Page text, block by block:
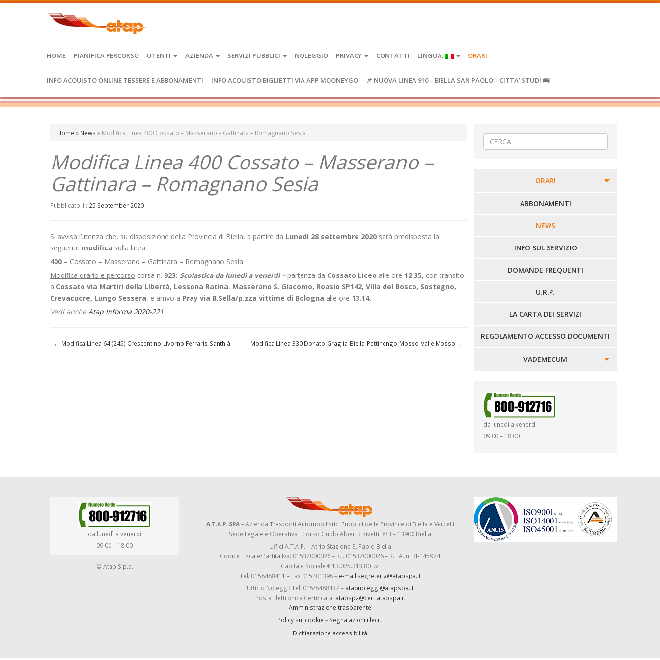
HOME PIANIFICA PERCORSO UTENTI AZIENDA SERVIZI PUBBLICI NOLEGGIO PRIVACY CONTATTI LINGUA: ORARI
INFO ACQUISTO ONLINE TESSERE E ABBONAMENTI INFO ACQUISTO BIGLIETTI VIA APP MOONEYGO 📌 NUOVA LINEA 910 – BIELLA SAN PAOLO – CITTA’ STUDI 🚌
Home » News » Modifica Linea 400 Cossato – Masserano – Gattinara – Romagnano Sesia
Modifica Linea 400 Cossato – Masserano –
Gattinara – Romagnano Sesia
Pubblicato il : 25 September 2020
Si avvisa l’utenza che, su disposizione della Provincia di Biella, a partire da Lunedì 28 settembre 2020 sarà predisposta la
seguente modifica sulla linea:
400 – Cossato – Masserano – Gattinara – Romagnano Sesia
Modifica orario e percorso corsa n. 923: Scolastica da lunedì a venerdì –partenza da Cossato Liceo alle ore 12.35, con transito
a Cossato via Martiri della Libertà, Lessona Ratina, Masserano S. Giacomo, Roasio SP142, Villa del Bosco, Sostegno,
Crevacuore, Lungo Sessera, e arrivo a Pray via B.Sella/p.zza vittime di Bologna alle ore 13.14.
Vedi ancheAtap Informa 2020-221
← Modifica Linea 64 (245) Crescentino-Livorno Ferraris-Santhià Modifica Linea 330 Donato-Graglia-Biella-Pettinengo-Mosso-Valle Mosso →
ORARI
PERCORSI URBANI IN BIELLA
LINEE URBANE VERCELLI
LINEE EXTRAURBANE
ABBONAMENTI
NEWS
INFO SUL SERVIZIO
DOMANDE FREQUENTI
U.R.P.
LA CARTA DEI SERVIZI
REGOLAMENTO ACCESSO DOCUMENTI
VADEMECUM
SMARRIMENTO OGGETTI
DIRITTI E DOVERI
da lunedì a venerdì
09:00 – 18:00
da lunedì a venerdì
09:00 – 18:00
© Atap S.p.a.
A.T.A.P. SPA– Azienda Trasporti Automobilistici Pubblici delle Province di Biella e Vercelli
Sede Legale e Operativa : Corso Guido Alberto Rivetti, 8/B – 13900 Biella
Uffici A.T.A.P. – Atrio Stazione S. Paolo Biella
Codice Fiscale/Partita Iva: 01537000026 – R.I. 01537000026 – R.E.A. n. BI-145974
Capitale Sociale € 13.025.313,80 i.v.
Tel. 0158488411 – Fax 015401398 – e-mail segreteria@atapspa.it
Ufficio Noleggi: Tel. 015/8488437 – atapnoleggi@atapspa.it
Posta Elettronica Certificata: atapspa@cert.atapspa.it
Amministrazione trasparente
Policy sui cookie – Segnalazioni illeciti
Dichiarazione accessibilità